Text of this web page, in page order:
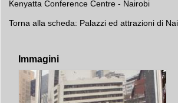
Kenyatta Conference Centre - Nairobi
Torna alla scheda: Palazzi ed attrazioni di
Immagini